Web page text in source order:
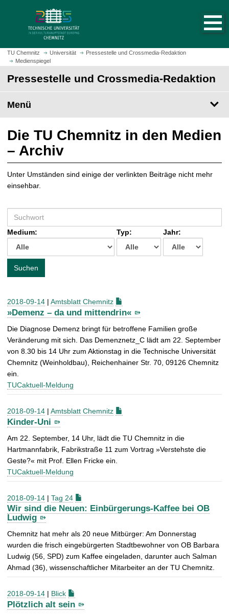
m
H
t
s
i
e
a
u
f
r
u
f
e
TU Chemnitz Universität
Pressestelle und Crossmedia-Redaktion
Medienspiegel
Pressestelle und Crossmedia-Redaktion
Menü
Die TU Chemnitz in den Medien
– Archiv
Unter Umständen sind einige der verlinkten Beiträge nicht mehr
einsehbar.
u
c
e
h
:
Medium: Typ: Jahr:
Suchen
2018-09-14 | Amtsblatt Chemnitz
»Demenz – da und mittendrin«
Die Diagnose Demenz bringt für betroffene Familien große
Veränderung mit sich. Das Demenznetz_C lädt am 22. September
von 8.30 bis 14 Uhr zum Aktionstag in die Technische Universität
Chemnitz (Weinholdbau), Reichenhainer Str. 70, 09126 Chemnitz
ein.
TUCaktuell-Meldung
2018-09-14 | Amtsblatt Chemnitz
Kinder-Uni
Am 22. September, 14 Uhr, lädt die TU Chemnitz in die
Hartmannfabrik, Fabrikstraße 11 zum Vortrag »Verstehste die
Geste?« mit Prof. Ellen Fricke ein.
TUCaktuell-Meldung
2018-09-14 | Tag 24
Wir sind die Neuen: Einbürgerungs-Kaffee bei OB
Ludwig
Chemnitz hat mehr als 20 neue Mitbürger: Am Donnerstag
wurden die frisch eingebürgerten Stadtbewohner von OB Barbara
Ludwig (56, SPD) zum Kaffee eingeladen, darunter auch Salman
Ahmad (36), wissenschaftlicher Mitarbeiter an der TU Chemnitz.
2018-09-14 | Blick
Plötzlich alt sein